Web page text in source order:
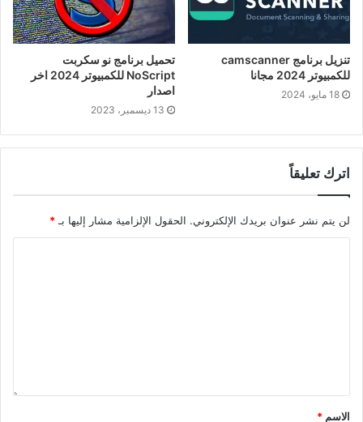
تنزيل برنامج camscanner
للكمبيوتر 2024 مجانا
18 مايو، 2024
تحميل برنامج نو سكربت
NoScript للكمبيوتر 2024 اخر
اصدار
13 ديسمبر، 2023
اترك تعليقاً
لن يتم نشر عنوان بريدك الإلكتروني. الحقول الإلزامية مشار إليها بـ *
الاسم *